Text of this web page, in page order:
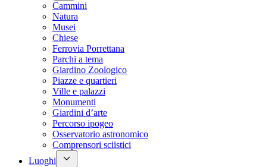
Cammini
Natura
Musei
Chiese
Ferrovia Porrettana
Parchi a tema
Giardino Zoologico
Piazze e quartieri
Ville e palazzi
Monumenti
Giardini d’arte
Percorso ipogeo
Osservatorio astronomico
Comprensori sciistici
Luoghi